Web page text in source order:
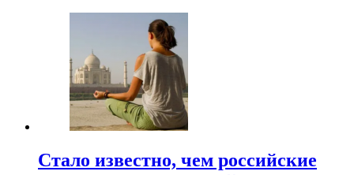
Стало известно, чем российские